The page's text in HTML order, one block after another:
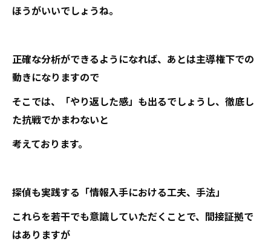
ほうがいいでしょうね。
正確な分析ができるようになれば、あとは主導権下での
動きになりますので
そこでは、「やり返した感」も出るでしょうし、徹底し
た抗戦でかまわないと
考えております。
探偵も実践する「情報入手における工夫、手法」
これらを若干でも意識していただくことで、間接証拠で
はありますが